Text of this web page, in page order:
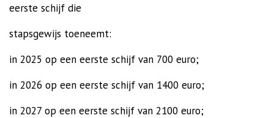
eerste schijf die
stapsgewijs toeneemt:
in 2025 op een eerste schijf van 700 euro;
in 2026 op een eerste schijf van 1400 euro;
in 2027 op een eerste schijf van 2100 euro;